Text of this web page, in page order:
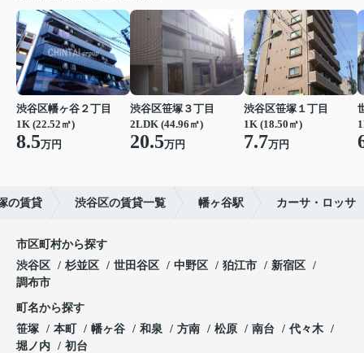
渋谷区幡ヶ谷２丁目
1K (22.52㎡)
8.5万円
渋谷区笹塚３丁目
2LDK (44.96㎡)
20.5万円
渋谷区笹塚１丁目
1K (18.50㎡)
7.7万円
の賃貸 渋谷区の賃貸一覧 幡ヶ谷駅 カーサ・ロッサ
市区町村から探す
渋谷区
杉並区 世田谷区 中野区 狛江市
新宿区
調布市
町名から探す
笹塚
本町 幡ヶ谷 和泉 方南 松原 南台
代々木
堀ノ内
初台